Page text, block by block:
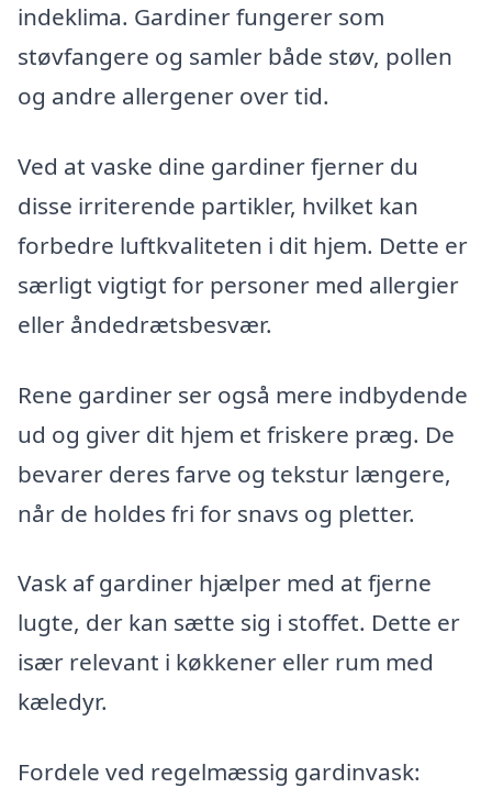
indeklima. Gardiner fungerer som
støvfangere og samler både støv, pollen
og andre allergener over tid.
Ved at vaske dine gardiner fjerner du
disse irriterende partikler, hvilket kan
forbedre luftkvaliteten i dit hjem. Dette er
særligt vigtigt for personer med allergier
eller åndedrætsbesvær.
Rene gardiner ser også mere indbydende
ud og giver dit hjem et friskere præg. De
bevarer deres farve og tekstur længere,
når de holdes fri for snavs og pletter.
Vask af gardiner hjælper med at fjerne
lugte, der kan sætte sig i stoffet. Dette er
især relevant i køkkener eller rum med
kæledyr.
Fordele ved regelmæssig gardinvask: